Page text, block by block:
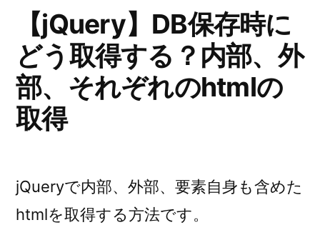
【jQuery】DB保存時に
どう取得する？内部、外
部、それぞれのhtmlの
取得
jQueryで内部、外部、要素自身も含めた
htmlを取得する方法です。